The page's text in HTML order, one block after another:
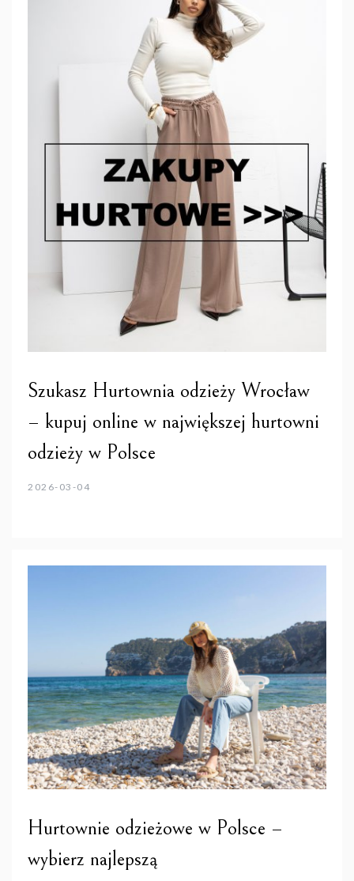
Szukasz Hurtownia odzieży Wrocław
– kupuj online w największej hurtowni
odzieży w Polsce
2026-03-04
Hurtownie odzieżowe w Polsce –
wybierz najlepszą